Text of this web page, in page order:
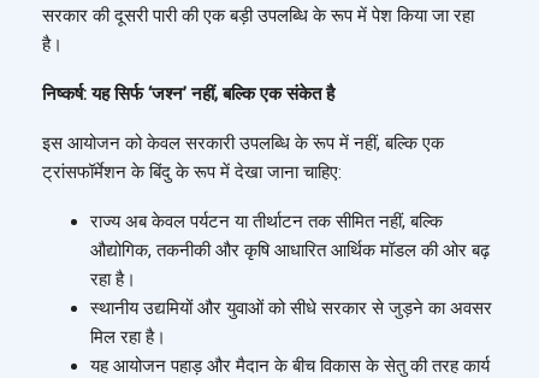
सरकार की दूसरी पारी की एक बड़ी उपलब्धि के रूप में पेश किया जा रहा
है।
निष्कर्ष: यह सिर्फ ‘जश्न’ नहीं, बल्कि एक संकेत है
इस आयोजन को केवल सरकारी उपलब्धि के रूप में नहीं, बल्कि एक
ट्रांसफॉर्मेशन के बिंदु के रूप में देखा जाना चाहिए:
राज्य अब केवल पर्यटन या तीर्थाटन तक सीमित नहीं, बल्कि
औद्योगिक, तकनीकी और कृषि आधारित आर्थिक मॉडल की ओर बढ़
रहा है।
स्थानीय उद्यमियों और युवाओं को सीधे सरकार से जुड़ने का अवसर
मिल रहा है।
यह आयोजन पहाड़ और मैदान के बीच विकास के सेतु की तरह कार्य